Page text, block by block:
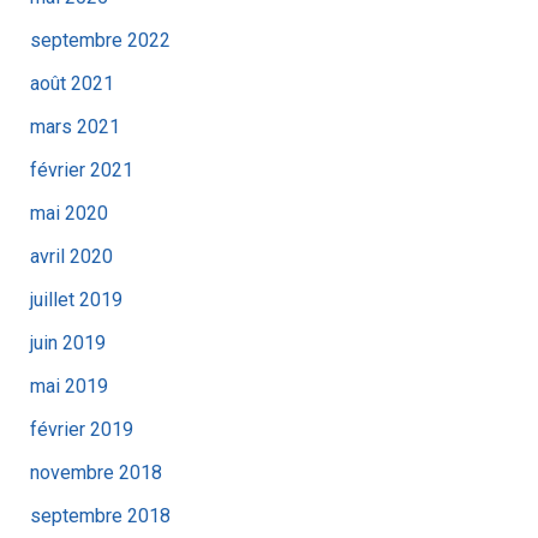
septembre 2022
août 2021
mars 2021
février 2021
mai 2020
avril 2020
juillet 2019
juin 2019
mai 2019
février 2019
novembre 2018
septembre 2018